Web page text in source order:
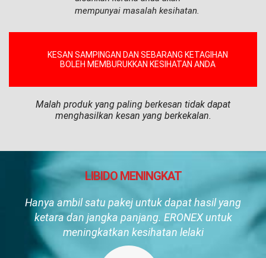
mempunyai masalah kesihatan.
KESAN SAMPINGAN DAN SEBARANG KETAGIHAN
BOLEH MEMBURUKKAN KESIHATAN ANDA
Malah produk yang paling berkesan tidak dapat
menghasilkan kesan yang berkekalan.
LIBIDO MENINGKAT
Hanya ambil satu pakej untuk dapat hasil yang
ketara dan jangka panjang. ERONEX untuk
meningkatkan kesihatan lelaki